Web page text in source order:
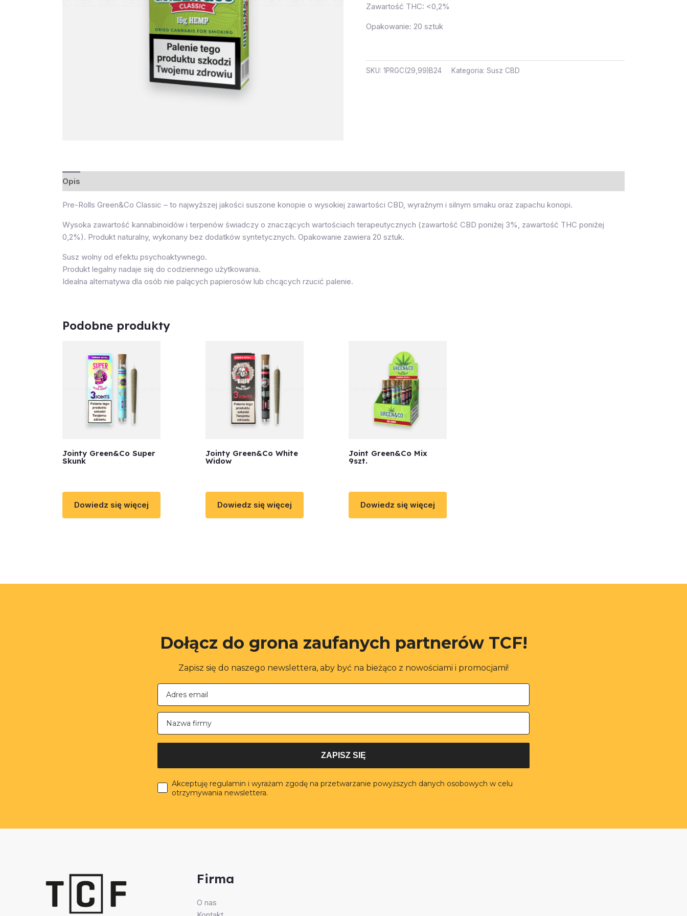
Zawartość THC: <0,2%
Opakowanie: 20 sztuk
SKU: 1PRGC(29,99)B24 Kategoria: Susz CBD
Opis
Pre-Rolls Green&Co Classic – to najwyższej jakości suszone konopie o wysokiej zawartości CBD, wyraźnym i silnym smaku oraz zapachu konopi.
Wysoka zawartość kannabinoidów i terpenów świadczy o znaczących wartościach terapeutycznych (zawartość CBD poniżej 3%, zawartość THC poniżej
0,2%). Produkt naturalny, wykonany bez dodatków syntetycznych. Opakowanie zawiera 20 sztuk.
Susz wolny od efektu psychoaktywnego.
Produkt legalny nadaje się do codziennego użytkowania.
Idealna alternatywa dla osób nie palących papierosów lub chcących rzucić palenie.
Podobne produkty
Jointy Green&Co Super
Skunk
Dowiedz się więcej
Jointy Green&Co White
Widow
Dowiedz się więcej
Joint Green&Co Mix
9szt.
Dowiedz się więcej
Dołącz do grona zaufanych partnerów TCF!
Zapisz się do naszego newslettera, aby być na bieżąco z nowościami i promocjami!
Nazwa firmy
ZAPISZ SIĘ
Akceptuję regulamin i wyrażam zgodę na przetwarzanie powyższych danych osobowych w celu
otrzymywania newslettera.
Firma
O nas